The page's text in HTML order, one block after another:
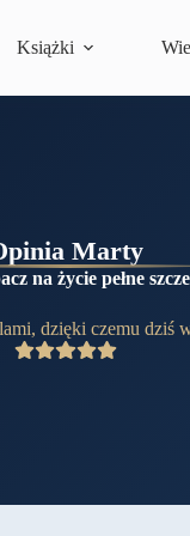
Książki
Marty
na życie pełne
dzięki czemu dziś